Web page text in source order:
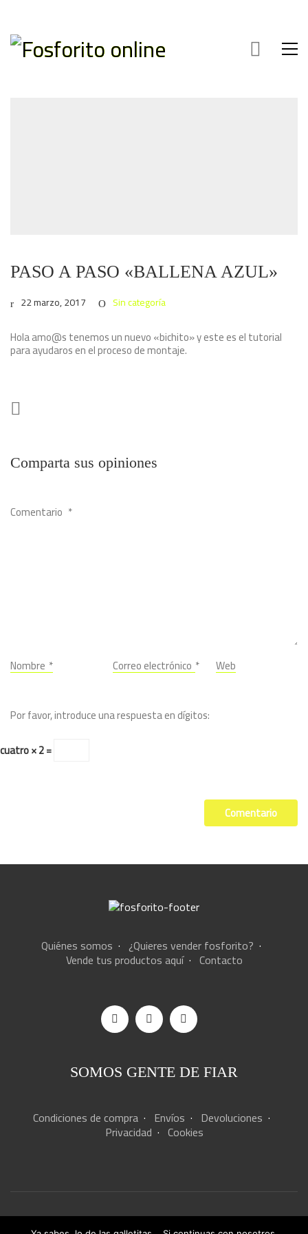
PASO A PASO «BALLENA AZUL»
22 marzo, 2017 Sin categoría
Hola amo@s tenemos un nuevo «bichito» y este es el tutorial
para ayudaros en el proceso de montaje.
Comparta sus opiniones
Comentario *
Nombre * Correo electrónico * Web
Por favor, introduce una respuesta en dígitos:
cuatro × 2 =
Quiénes somos · ¿Quieres vender fosforito? ·
Vende tus productos aquí· Contacto
SOMOS GENTE DE FIAR
Condiciones de compra· Envíos · Devoluciones ·
Privacidad · Cookies